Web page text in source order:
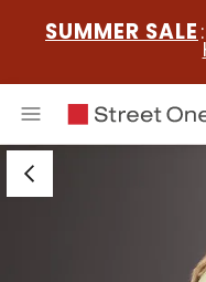
SUMMER SALE